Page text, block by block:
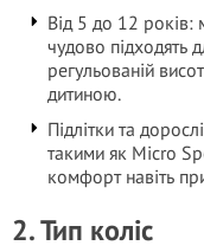
Від 5 до 12
чудово підходять
регульованій
дитиною.
Підлітки та
такими як Micro
комфорт навіть
2. Тип коліс